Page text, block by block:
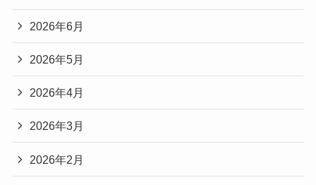
2026年6月
2026年5月
2026年4月
2026年3月
2026年2月